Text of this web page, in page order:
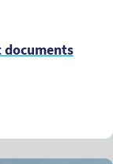
documents